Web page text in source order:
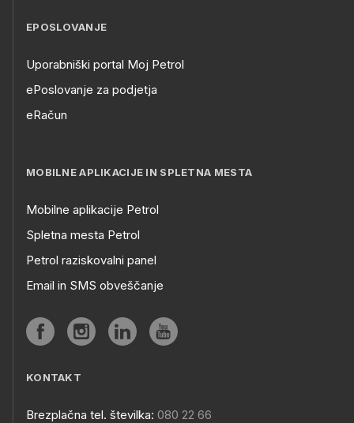
EPOSLOVANJE
Uporabniški portal Moj Petrol
ePoslovanje za podjetja
eRačun
MOBILNE APLIKACIJE IN SPLETNA MESTA
Mobilne aplikacije Petrol
Spletna mesta Petrol
Petrol raziskovalni panel
Email in SMS obveščanje
KONTAKT
Brezplačna tel. številka: 080 22 66